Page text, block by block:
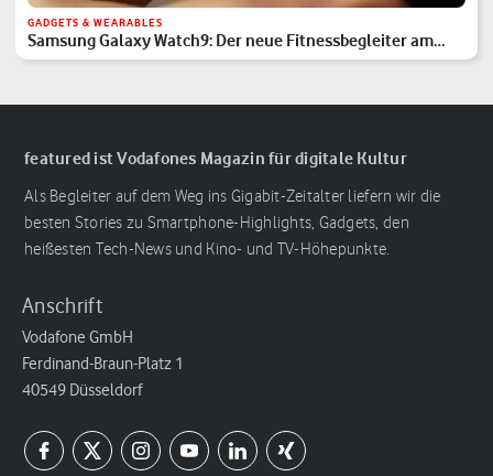
GADGETS & WEARABLES
Samsung Galaxy Watch9: Der neue Fitnessbegleiter am
Handgelenk
featured ist Vodafones Magazin für digitale Kultur
Als Begleiter auf dem Weg ins Gigabit-Zeitalter liefern wir die
besten Stories zu Smartphone-Highlights, Gadgets, den
heißesten Tech-News und Kino- und TV-Höhepunkte.
Anschrift
Vodafone GmbH
Ferdinand-Braun-Platz 1
40549 Düsseldorf